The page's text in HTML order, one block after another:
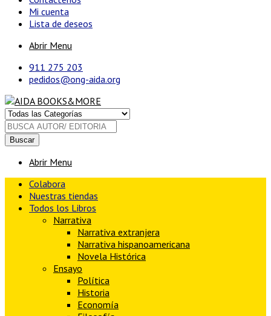
Mi cuenta
Lista de deseos
Abrir Menu
911 275 203
pedidos@ong-aida.org
Buscar
Abrir Menu
Colabora
Nuestras tiendas
Todos los Libros
Narrativa
Narrativa extranjera
Narrativa hispanoamericana
Novela Histórica
Ensayo
Política
Historia
Economía